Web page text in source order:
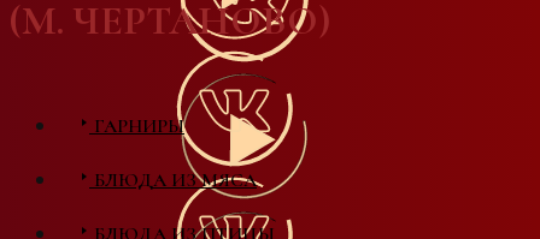
(М. ЧЕРТАНОВО)
ГАРНИРЫ
БЛЮДА ИЗ МЯСА
БЛЮДА ИЗ ПТИЦЫ